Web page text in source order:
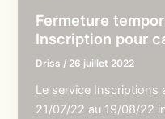
Fermeture
Inscription pour
Driss / 26 juillet 2022
Le service Inscriptions
21/07/22 au 19/08/22